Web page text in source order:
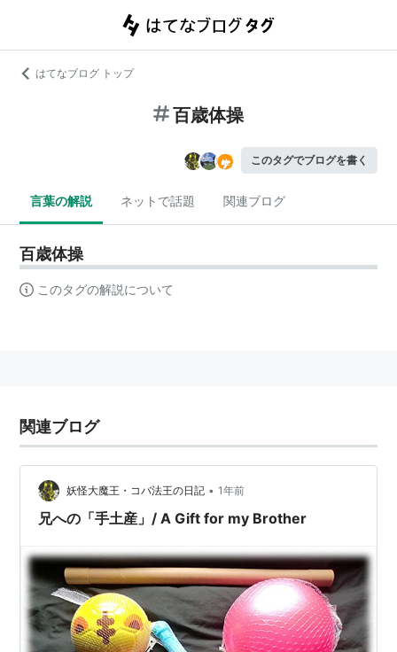
はてなブログ トップ
百歳体操
このタグでブログを書く
言葉の解説 ネットで話題 関連ブログ
百歳体操
このタグの解説について
関連ブログ
妖怪大魔王・コバ法王の日記 • 1年前
兄への「手土産」/ A Gift for my Brother